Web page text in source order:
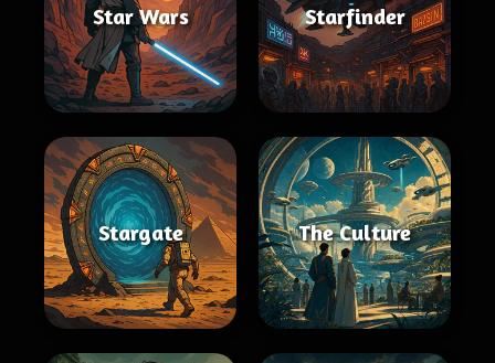
Star Wars Starfinder
Stargate The Culture